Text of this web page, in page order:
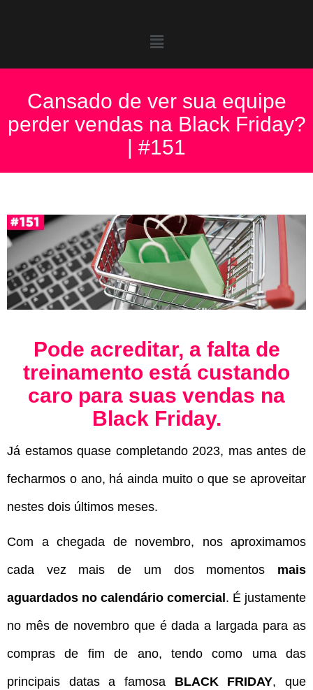
Cansado de ver sua equipe
perder vendas na Black Friday?
| #151
Pode acreditar, a falta de
treinamento está custando
caro para suas vendas na
Black Friday.
Já estamos quase completando 2023, mas antes de
fecharmos o ano, há ainda muito o que se aproveitar
nestes dois últimos meses.
Com a chegada de novembro, nos aproximamos
cada vez mais de um dos momentos mais
aguardados no calendário comercial . É justamente
no mês de novembro que é dada a largada para as
compras de fim de ano, tendo como uma das
principais datas a famosa BLACK FRIDAY, que